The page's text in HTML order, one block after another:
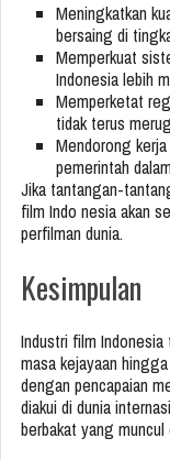
Meningkatkan
bersaing di
Memperkuat
Indonesia lebih
Memperketat
tidak terus
Mendorong
pemerintah
Jika tantangan-
film Indo nesia akan
perfilman dunia.
Kesimpulan
Industri film Indonesia
masa kejayaan
dengan pencapaian
diakui di dunia
berbakat yang muncul